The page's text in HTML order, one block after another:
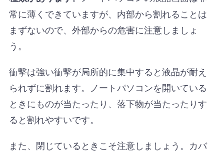
常に薄くできていますが、内部から割れることは
まずないので、外部からの危害に注意しましょ
う。
衝撃は強い衝撃が局所的に集中すると液晶が耐え
られずに割れます。ノートパソコンを開いている
ときにものが当たったり、落下物が当たったりす
ると割れやすいです。
また、閉じているときこそ注意しましょう。カバ